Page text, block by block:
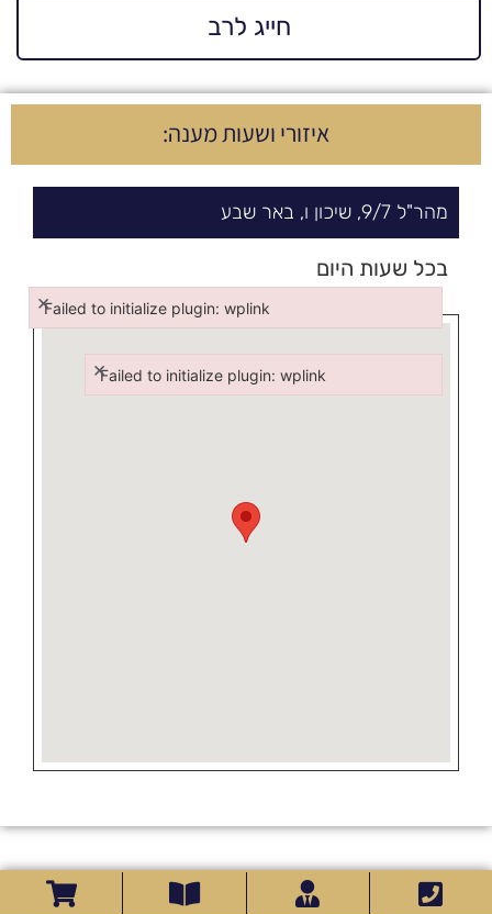
חייג לרב
איזורי ושעות מענה:
מהר"ל 7/
9, שיכון ו, באר שבע
בכל שעות היום
Failed to initialize plugin: wplink
×
Failed to initialize plugin: wplink
×
Failed to initialize plugin: wplink